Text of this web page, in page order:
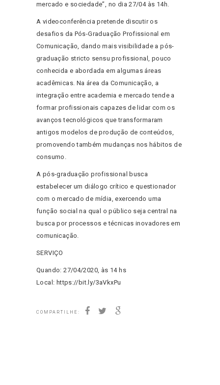
mercado e sociedade”, no dia 27/04 às 14h.
A videoconferência pretende discutir os
desafios da Pós-Graduação Profissional em
Comunicação, dando mais visibilidade a pós-
graduação stricto sensu profissional, pouco
conhecida e abordada em algumas áreas
acadêmicas. Na área da Comunicação, a
integração entre academia e mercado tende a
formar profissionais capazes de lidar com os
avanços tecnológicos que transformaram
antigos modelos de produção de conteúdos,
promovendo também mudanças nos hábitos de
consumo.
A pós-graduação profissional busca
estabelecer um diálogo crítico e questionador
com o mercado de mídia, exercendo uma
função social na qual o público seja central na
busca por processos e técnicas inovadores em
comunicação.
SERVIÇO
Quando: 27/04/2020, às 14 hs
Local: https://bit.ly/3aVkxPu
COMPARTILHE: